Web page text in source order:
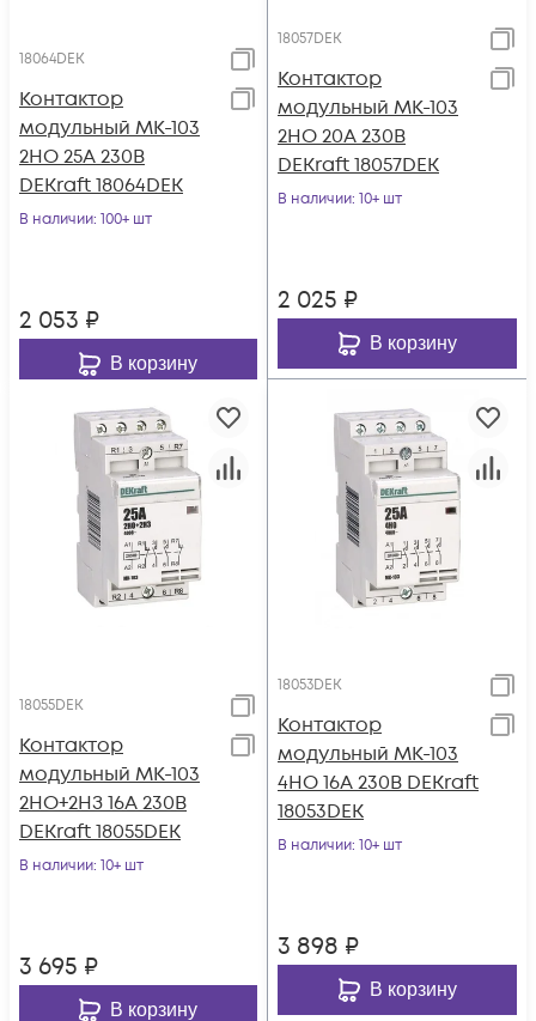
18064DEK
Контактор
модульный МК-103
2НО 25А 230В
DEKraft 18064DEK
В наличии: 100+ шт
2 053 ₽
В корзину
18057DEK
Контактор
модульный МК-103
2НО 20А 230В
DEKraft 18057DEK
В наличии: 10+ шт
2 025 ₽
В корзину
18055DEK
Контактор
модульный МК-103
2НО+2НЗ 16А 230В
DEKraft 18055DEK
В наличии: 10+ шт
3 695 ₽
В корзину
18053DEK
Контактор
модульный МК-103
4НО 16А 230В DEKraft
18053DEK
В наличии: 10+ шт
3 898 ₽
В корзину